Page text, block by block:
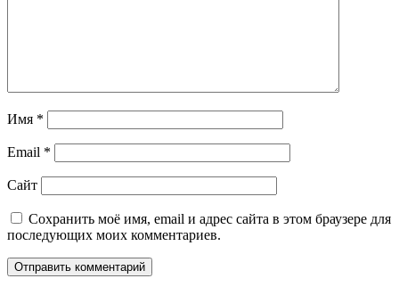
Имя *
Email *
Сайт
Сохранить моё имя, email и адрес сайта в этом браузере для
последующих моих комментариев.